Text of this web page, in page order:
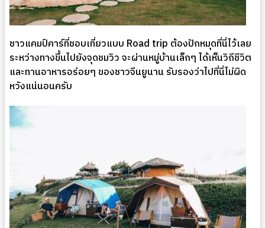
ชาวแคมป์คาร์ที่ชอบเที่ยวแบบ Road trip ต้องปักหมุดที่นี่ไว้เลย
ระหว่างทางขึ้นไปยังจุดชมวิว จะผ่านหมู่บ้านเล็กๆ ได้เห็นวิถีชีวิต
และทานอาหารอร่อยๆ ของชาวจีนยูนาน รับรองว่าไปที่นี่ไม่ผิด
หวังแน่นอนครับ